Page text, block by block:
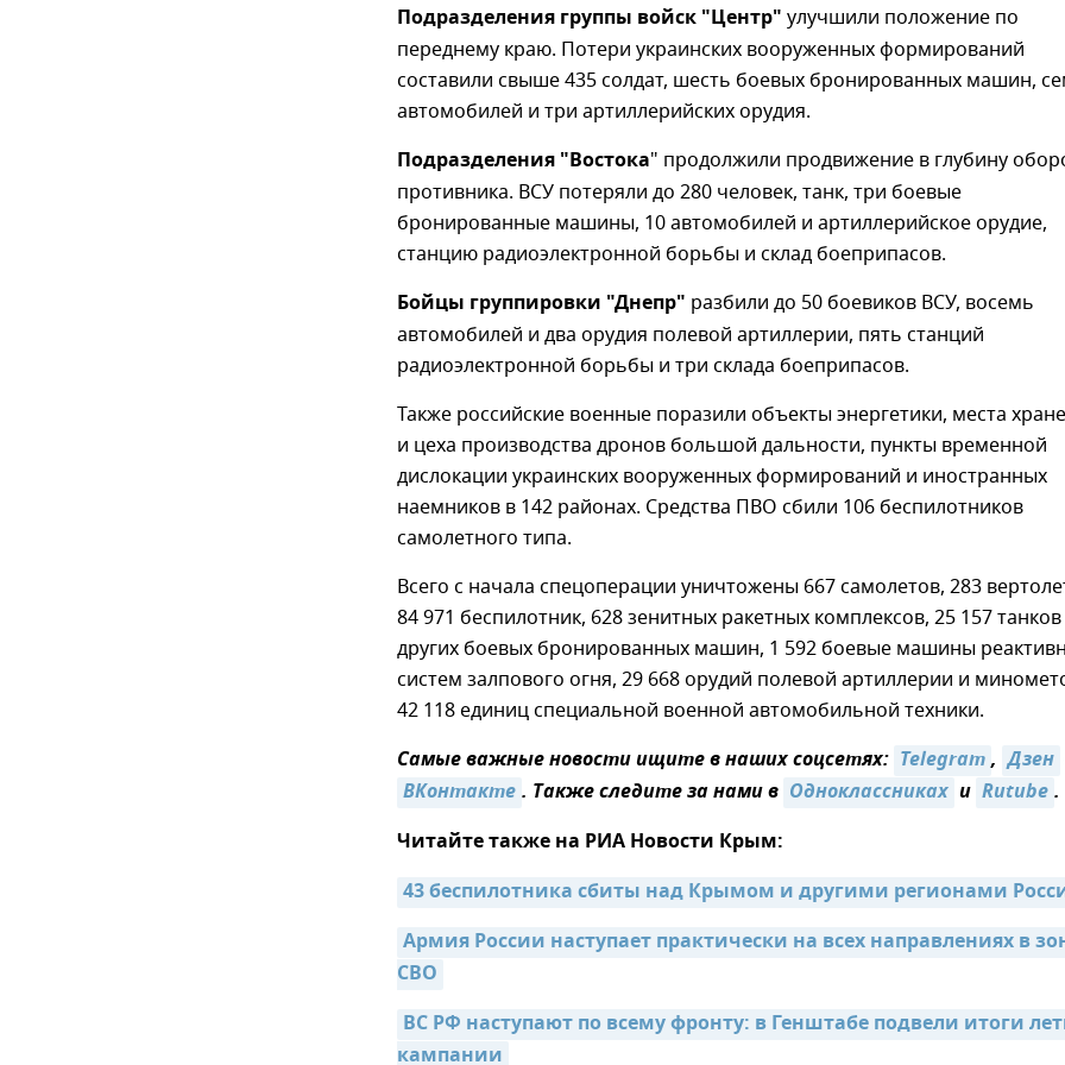
Подразделения группы войск "Центр" улучшили положение по
переднему краю. Потери украинских вооруженных формирований
составили свыше 435 солдат, шесть боевых бронированных машин,
автомобилей и три артиллерийских орудия.
Подразделения "Востока" продолжили продвижение в глубину
противника. ВСУ потеряли до 280 человек, танк, три боевые
бронированные машины, 10 автомобилей и артиллерийское орудие,
станцию радиоэлектронной борьбы и склад боеприпасов.
Бойцы группировки "Днепр" разбили до 50 боевиков ВСУ, восемь
автомобилей и два орудия полевой артиллерии, пять станций
радиоэлектронной борьбы и три склада боеприпасов.
Также российские военные поразили объекты энергетики, места
и цеха производства дронов большой дальности, пункты временной
дислокации украинских вооруженных формирований и иностранных
наемников в 142 районах. Средства ПВО сбили 106 беспилотников
самолетного типа.
Всего с начала спецоперации уничтожены 667 самолетов, 283
84 971 беспилотник, 628 зенитных ракетных комплексов, 25 157
других боевых бронированных машин, 1 592 боевые машины
систем залпового огня, 29 668 орудий полевой артиллерии и
42 118 единиц специальной военной автомобильной техники.
Самые важные новости ищите в наших соцсетях: Telegram, Дзен
ВКонтакте. Также следите за нами в Одноклассниках и Rutube.
Читайте также на РИА Новости Крым:
43 беспилотника сбиты над Крымом и другими регионами
Армия России наступает практически на всех направлениях в
СВО
ВС РФ наступают по всему фронту: в Генштабе подвели итоги
кампании